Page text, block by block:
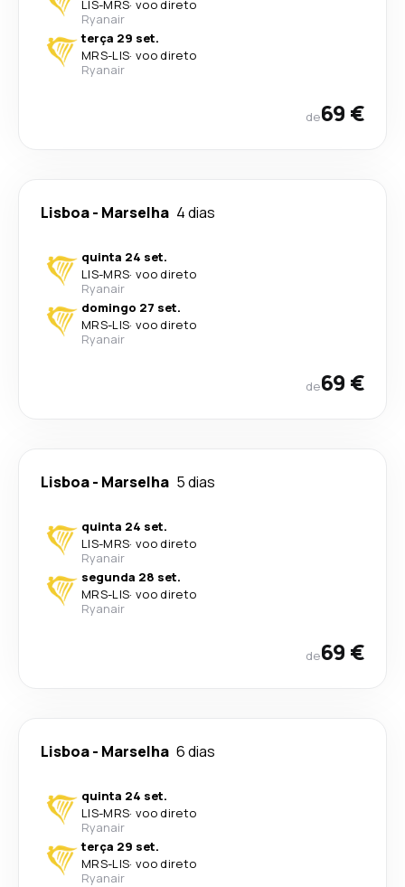
LIS-MRS· voo direto
Ryanair
terça 29 set.
MRS-LIS· voo direto
Ryanair
de69 €
Lisboa- Marselha 4 dias
quinta 24 set.
LIS-MRS· voo direto
Ryanair
domingo 27 set.
MRS-LIS· voo direto
Ryanair
de69 €
Lisboa- Marselha 5 dias
quinta 24 set.
LIS-MRS· voo direto
Ryanair
segunda 28 set.
MRS-LIS· voo direto
Ryanair
de69 €
Lisboa- Marselha 6 dias
quinta 24 set.
LIS-MRS· voo direto
Ryanair
terça 29 set.
MRS-LIS· voo direto
Ryanair